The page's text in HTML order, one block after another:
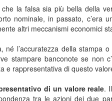
la falsa sia più bella della
nominale, in passato, c’era
altri meccanismi economici
l’accuratezza della stampa
stampare banconote se non
e rappresentativa di questo
di un valore reale.
tra le azioni dei due